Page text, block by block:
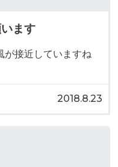
ます
が接近していますね
2018.8.23